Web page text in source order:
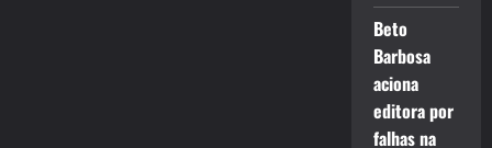
Beto
Barbosa
aciona
editora por
falhas na